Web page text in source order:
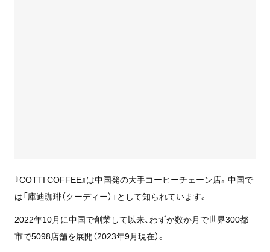
『COTTI COFFEE』は中国発の大手コーヒーチェーン店。中国で
は「庫迪珈琲（クーディー）」として知られています。
2022年10月に中国で創業して以来、わずか数か月で世界300都
市で5098店舗を展開（2023年9月現在）。